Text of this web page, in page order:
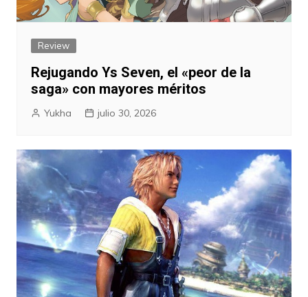
Review
Rejugando Ys Seven, el «peor de la
saga» con mayores méritos
Yukha julio 30, 2026